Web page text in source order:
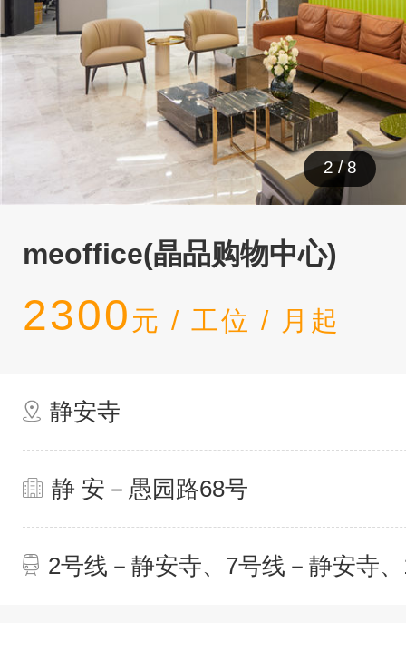
3/8
meoffice(晶品购物中心)
2300 元 / 工位 / 月起
静安寺
静 安－愚园路68号
2号线－静安寺、7号线－静安寺